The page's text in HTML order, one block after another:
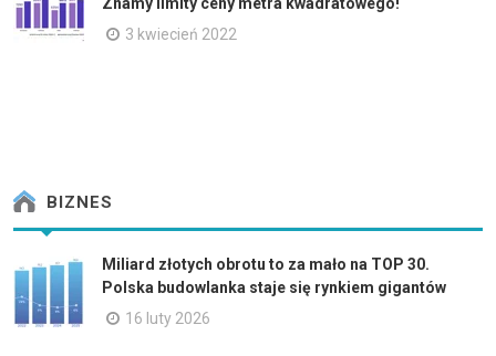
3 kwiecień 2022
BIZNES
Miliard złotych obrotu to za mało na TOP 30.
Polska budowlanka staje się rynkiem gigantów
16 luty 2026